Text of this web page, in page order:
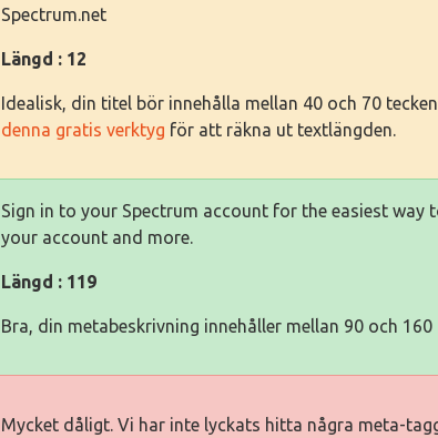
Spectrum.net
Längd : 12
Idealisk, din titel bör innehålla mellan 40 och 70
denna gratis verktyg för att räkna ut textlängden.
Sign in to your Spectrum account for the easiest way
your account and more.
Längd : 119
Bra, din metabeskrivning innehåller mellan 90 och 160
Mycket dåligt. Vi har inte lyckats hitta några meta-